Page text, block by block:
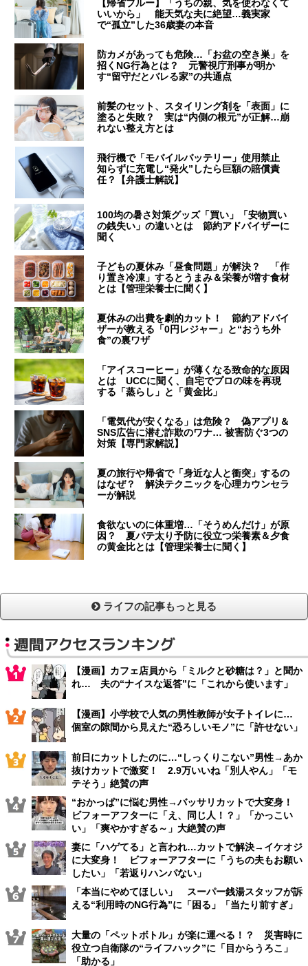
【帰省ブルー】「うちの親、気を使わなくて
いいから」 能天気な夫に絶望…義実家
で“孤立”した36歳妻の本音
防カメがあっても危険…「お盆の空き巣」を
招くNG行為とは？ 元警視庁刑事が明か
す“留守だとバレる家”の共通点
前髪のセット、スタイリング剤を「表面」に
塗ると失敗？ 実は“内側の根元”が正解…崩
れない整え方とは
飛行機で「モバイルバッテリー」使用禁止
知らずに充電し“発火”したら巨額の賠償責
任？【弁護士解説】
100均の暑さ対策グッズ「買い」「安物買い
の銭失い」の違いとは 節約アドバイザーに
聞く
子どもの夏休み「昼食問題」が解決？ 「作
り置き冷凍」するとうまみ＆栄養が増す食材
とは【管理栄養士に聞く】
夏休みの出費を劇的カット！ 節約アドバイ
ザーが教える「0円レジャー」と“おうち外
食”の裏ワザ
「アイスコーヒー」が薄くなる致命的な原因
とは UCCに聞く、自宅でプロの味を再現
する「蒸らし」と「黄金比」
「電気代が安くなる」は危険？ 偽アプリ＆
SNS広告に潜む詐欺のワナ… 被害防ぐ3つの
対策【専門家解説】
夏の旅行や帰省で「身近な人と衝突」するの
はなぜ？ 解決テクニックを心理カウンセラ
ーが解説
食欲ないのに体重増…「そうめんだけ」が原
因？ 夏バテ太り予防に役立つ栄養素＆夕食
の黄金比とは【管理栄養士に聞く】
ライフの記事もっと見る
週間アクセスランキング
【漫画】カフェ店員から「ミルクと砂糖は？」と聞か
れ… 夫の“ナイスな返答”に「これから使います」
【漫画】小学校で人気の男性教師が女子トイレに…
個室の隙間から見えた“恐ろしいモノ”に「許せない」
前日にカットしたのに…“しっくりこない”男性→あか
抜けカットで激変！ 2.9万いいね「別人やん」「モ
テそう」絶賛の声
“おかっぱ”に悩む男性→バッサリカットで大変身！
ビフォーアフターに「え、同じ人！？」「かっこい
い」「爽やかすぎる～」大絶賛の声
妻に「ハゲてる」と言われ…カットで解決→イケオジ
に大変身！ ビフォーアフターに「うちの夫もお願い
したい」「若返りハンパない」
「本当にやめてほしい」 スーパー銭湯スタッフが訴
える“利用時のNG行為”に「困る」「当たり前すぎ」
大量の「ペットボトル」が楽に運べる！？ 災害時に
役立つ自衛隊の“ライフハック”に「目からうろこ」
「助かる」